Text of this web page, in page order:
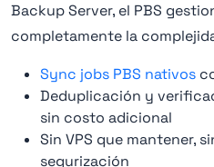
Backup Server, el PBS
completamente la
Sync jobs PBS nativos
Deduplicación y
sin costo adicional
Sin VPS que mantener,
segurización